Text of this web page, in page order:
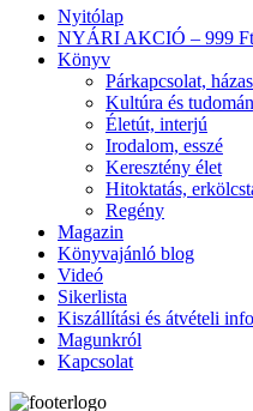
Nyitólap
NYÁRI AKCIÓ – 999
Könyv
Párkapcsolat,
Kultúra és
Életút, interjú
Irodalom, esszé
Keresztény élet
Hitoktatás,
Regény
Magazin
Könyvajánló blog
Videó
Sikerlista
Kiszállítási és átvételi
Magunkról
Kapcsolat